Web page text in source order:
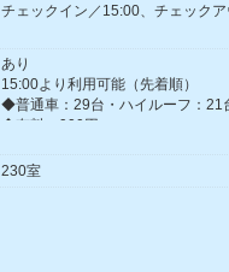
チェックイン／15:00、チェック
あり
15:00より利用可能（先着順）
◆普通車：29台・ハイルーフ：21
◆有料：900円
◆入庫制限：車高2.0m、車幅
※上記サイズ内であっても予備タ
230室